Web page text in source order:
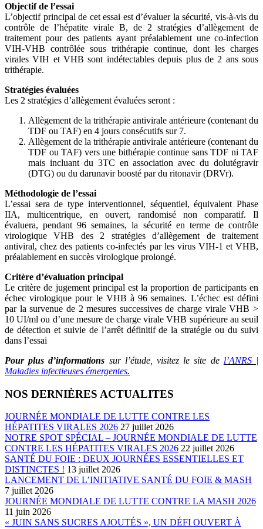
Objectif de l’essai
L’objectif principal de cet essai est d’évaluer la sécurité, vis-à-vis du
contrôle de l’hépatite virale B, de 2 stratégies d’allègement de
traitement pour des patients ayant préalablement une co-infection
VIH-VHB contrôlée sous trithérapie continue, dont les charges
virales VIH et VHB sont indétectables depuis plus de 2 ans sous
trithérapie.
Stratégies évaluées
Les 2 stratégies d’allègement évaluées seront :
Allègement de la trithérapie antivirale antérieure (contenant du
TDF ou TAF) en 4 jours consécutifs sur 7.
Allègement de la trithérapie antivirale antérieure (contenant du
TDF ou TAF) vers une bithérapie continue sans TDF ni TAF
mais incluant du 3TC en association avec du dolutégravir
(DTG) ou du darunavir boosté par du ritonavir (DRVr).
Méthodologie de l’essai
L’essai sera de type interventionnel, séquentiel, équivalent Phase
IIA, multicentrique, en ouvert, randomisé non comparatif. Il
évaluera, pendant 96 semaines, la sécurité en terme de contrôle
virologique VHB des 2 stratégies d’allègement de traitement
antiviral, chez des patients co-infectés par les virus VIH-1 et VHB,
préalablement en succès virologique prolongé.
Critère d’évaluation principal
Le critère de jugement principal est la proportion de participants en
échec virologique pour le VHB à 96 semaines. L’échec est défini
par la survenue de 2 mesures successives de charge virale VHB >
10 UI/ml ou d’une mesure de charge virale VHB supérieure au seuil
de détection et suivie de l’arrêt définitif de la stratégie ou du suivi
dans l’essai
Pour plus d’informations sur l’étude, visitez le site de l’ANRS |
Maladies infectieuses émergentes.
NOS DERNIÈRES ACTUALITES
JOURNÉE MONDIALE DE LUTTE CONTRE LES
HÉPATITES VIRALES 2026 27 juillet 2026
NOTRE SPOT SPÉCIAL – JOURNÉE MONDIALE DE LUTTE
CONTRE LES HÉPATITES VIRALES 2026 22 juillet 2026
SANTÉ DU FOIE : DEUX JOURNÉES ESSENTIELLES ET
DISTINCTES ! 13 juillet 2026
LANCEMENT DE L’INITIATIVE SANTÉ DU FOIE & MASH
7 juillet 2026
JOURNÉE MONDIALE DE LUTTE CONTRE LA MASH 2026
11 juin 2026
« JUIN SANS SUCRES AJOUTÉS », UN DÉFI OUVERT À